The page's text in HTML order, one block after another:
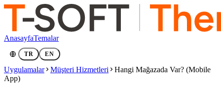
AnasayfaTemalar
TR EN
Uygulamalar Müşteri Hizmetleri
Hangi Mağazada Var? (Mobile
App)